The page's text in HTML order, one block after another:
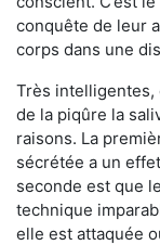
conquête de leur
corps dans une
Très intelligentes,
de la piqûre la
raisons. La
sécrétée a un
seconde est que
technique
elle est attaquée